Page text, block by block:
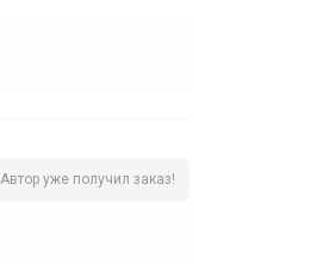
Автор уже получил заказ!